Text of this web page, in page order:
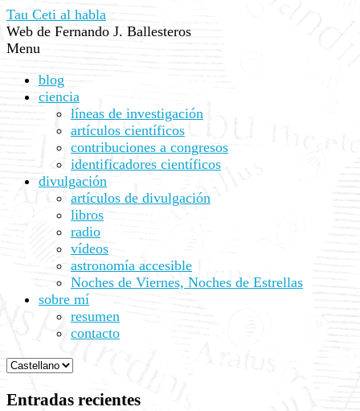
Tau Ceti al habla
Web de Fernando J. Ballesteros
Menu
blog
ciencia
líneas de investigación
artículos científicos
contribuciones a congresos
identificadores científicos
divulgación
artículos de divulgación
libros
radio
vídeos
astronomía accesible
Noches de Viernes, Noches de Estrellas
sobre mí
resumen
contacto
Entradas recientes